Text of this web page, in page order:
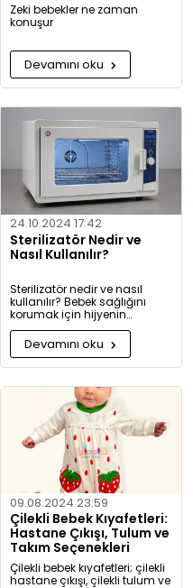
Zeki bebekler ne zaman
konuşur
Devamını oku
24.10.2024 17:42
Sterilizatör Nedir ve
Nasıl Kullanılır?
Sterilizatör nedir ve nasıl
kullanılır? Bebek sağlığını
korumak için hijyenin
önemini keşfedin. Buharlı ve
UV sterilizatörlerle mikroplara
karşı tam koruma!
Devamını oku
09.08.2024 23:59
Çilekli Bebek Kıyafetleri:
Hastane Çıkışı, Tulum ve
Takım Seçenekleri
Çilekli bebek kıyafetleri; çilekli
hastane çıkışı, çilekli tulum ve